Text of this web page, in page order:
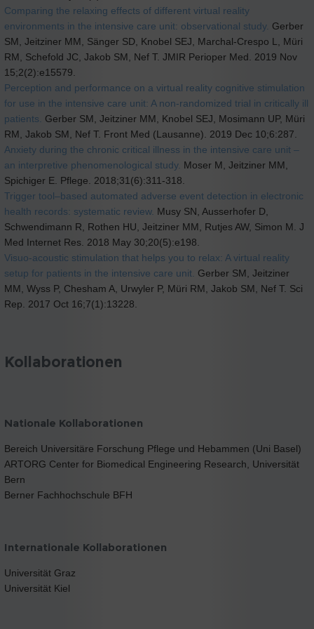
Comparing the relaxing effects of different virtual reality
environments in the intensive care unit: observational study. Gerber
SM, Jeitziner MM, Sänger SD, Knobel SEJ, Marchal-Crespo L, Müri
RM, Schefold JC, Jakob SM, Nef T. JMIR Perioper Med. 2019 Nov
15;2(2):e15579.
Perception and performance on a virtual reality cognitive stimulation
for use in the intensive care unit: A non-randomized trial in critically ill
patients. Gerber SM, Jeitziner MM, Knobel SEJ, Mosimann UP, Müri
RM, Jakob SM, Nef T. Front Med (Lausanne). 2019 Dec 10;6:287.
Anxiety during the chronic critical illness in the intensive care unit –
an interpretive phenomenological study. Moser M, Jeitziner MM,
Spichiger E. Pflege. 2018;31(6):311-318.
Trigger tool–based automated adverse event detection in electronic
health records: systematic review. Musy SN, Ausserhofer D,
Schwendimann R, Rothen HU, Jeitziner MM, Rutjes AW, Simon M. J
Med Internet Res. 2018 May 30;20(5):e198.
Visuo-acoustic stimulation that helps you to relax: A virtual reality
setup for patients in the intensive care unit. Gerber SM, Jeitziner
MM, Wyss P, Chesham A, Urwyler P, Müri RM, Jakob SM, Nef T. Sci
Rep. 2017 Oct 16;7(1):13228.
Kollaborationen
Nationale Kollaborationen
Bereich Universitäre Forschung Pflege und Hebammen (Uni Basel)
ARTORG Center for Biomedical Engineering Research, Universität
Bern
Berner Fachhochschule BFH
Internationale Kollaborationen
Universität Graz
Universität Kiel